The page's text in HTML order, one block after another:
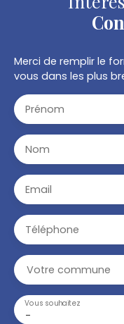
Merci de remplir le
vous dans les plus
Prénom
Nom
Email
Téléphone
Votre commune
-
Vous souhaitez